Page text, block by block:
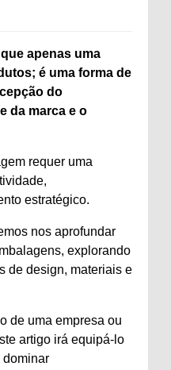
apenas uma
é uma forma de
do
da marca e o
requer uma
estratégico.
nos aprofundar
explorando
de design, materiais e
de uma empresa ou
artigo irá equipá-lo
dominar